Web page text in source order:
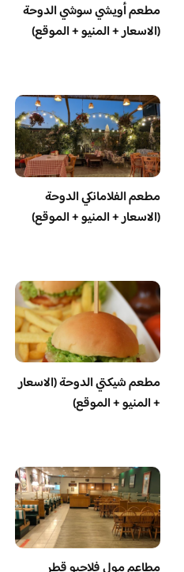
مطعم أويشي سوشي الدوحة
(الاسعار + المنيو + الموقع)
مطعم الفلامانكي الدوحة
(الاسعار + المنيو + الموقع)
مطعم شيكتي الدوحة (الاسعار
+ المنيو + الموقع)